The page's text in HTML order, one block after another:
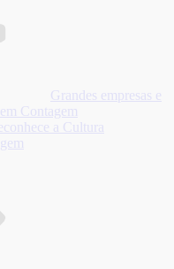
Grandes empresas e
Contagem
a Cultura